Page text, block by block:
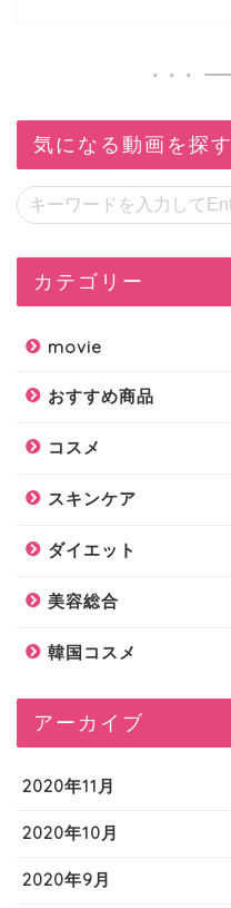
気になる動画を探す
カテゴリー
movie
おすすめ商品
コスメ
スキンケア
ダイエット
美容総合
韓国コスメ
アーカイブ
2020年11月
2020年10月
2020年9月